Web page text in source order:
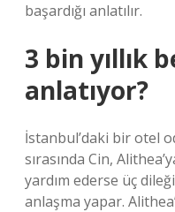
başardığı anlatılır.
3 bin yıllık
anlatıyor?
İstanbul’daki bir otel
sırasında Cin,
yardım ederse üç
anlaşma yapar.